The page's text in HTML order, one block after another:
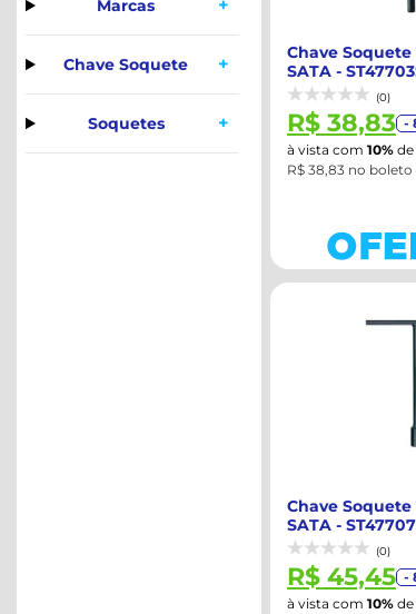
Marcas +
Chave Soquete +
Soquetes +
Chave Soquete
SATA -
(0)
R$ 38,83 -
à vista com 10%
R$ 38,83 no boleto
Chave Soquete
SATA -
(0)
R$ 45,45 -
à vista com 10%